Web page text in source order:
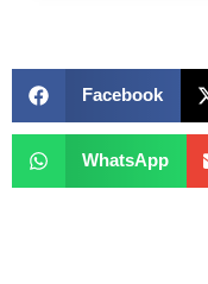
Facebook
WhatsApp